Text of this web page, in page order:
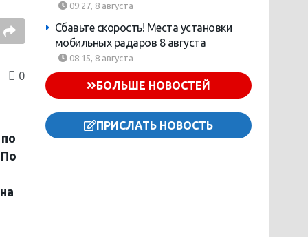
0
09:27, 8 августа
Сбавьте скорость! Места установки
мобильных радаров 8 августа
08:15, 8 августа
БОЛЬШЕ НОВОСТЕЙ
ПРИСЛАТЬ НОВОСТЬ